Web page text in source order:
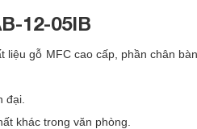
12-05IB
liệu gỗ MFC cao cấp, phần chân
đại.
khác trong văn phòng.